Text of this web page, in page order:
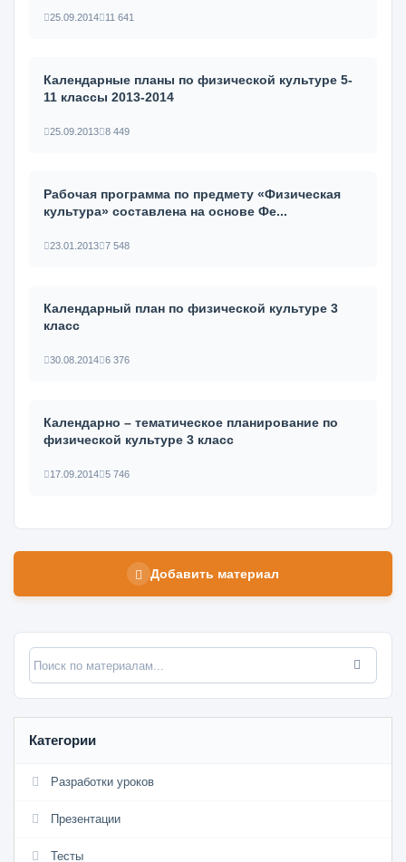
25.09.2014 11 641
Календарные планы по физической культуре 5-
11 классы 2013-2014
25.09.2013 8 449
Рабочая программа по предмету «Физическая
культура» составлена на основе Фе...
23.01.2013 7 548
Календарный план по физической культуре 3
класс
30.08.2014 6 376
Календарно – тематическое планирование по
физической культуре 3 класс
17.09.2014 5 746
Добавить материал
Категории
Разработки уроков
Презентации
Тесты